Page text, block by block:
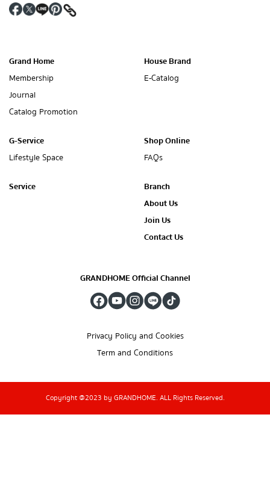
Grand Home
Membership
Journal
Catalog Promotion
House Brand
E-Catalog
G-Service
Lifestyle Space
Shop Online
FAQs
Service
Branch
About Us
Join Us
Contact Us
GRANDHOME Official Channel
Privacy Policy and Cookies
Term and Conditions
Copyright @2023 by GRANDHOME. ALL Rights Reserved.